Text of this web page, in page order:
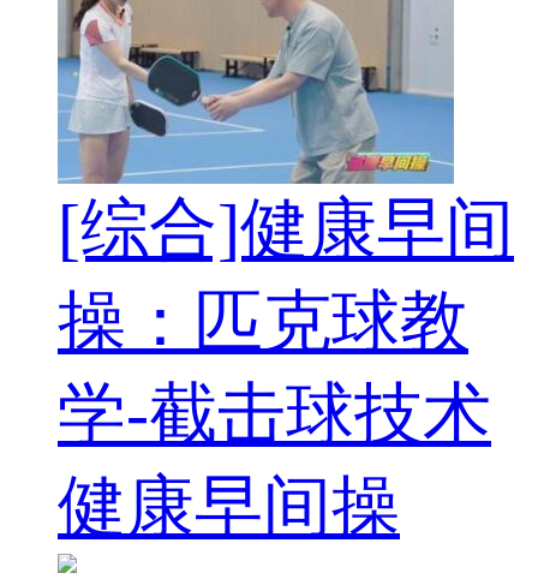
[综合]健康早间
操：匹克球教
学-截击球技术
健康早间操